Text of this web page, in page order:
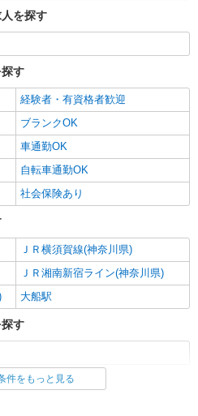
を探す
す
経験者・有資格者歓迎
ブランクOK
車通勤OK
自転車通勤OK
社会保険あり
ＪＲ横須賀線(神奈川県)
ＪＲ湘南新宿ライン(神奈川県)
大船駅
す
を探す
件をもっと見る